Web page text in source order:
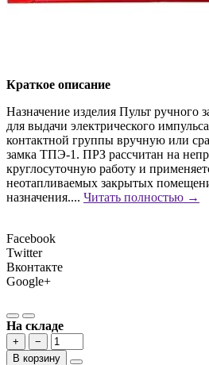
Краткое описание
Назначение изделия Пульт ручного
для выдачи электрического
контактной группы вручную или
замка ТПЭ-1. ПРЗ рассчитан на
круглосуточную работу и
неотапливаемых закрытых
назначения.... Читать полностью →
Facebook
Twitter
Вконтакте
Google+
На складе
+
−
В корзину